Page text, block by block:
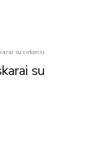
su cirkoniu
su